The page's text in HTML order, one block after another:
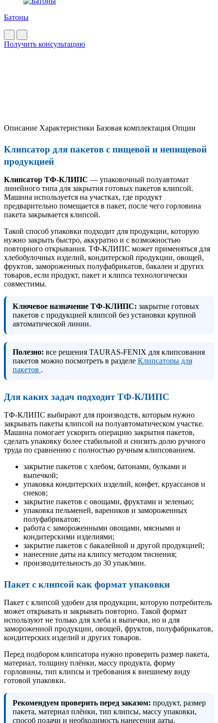
Батоны
Получить консультацию
Описание Характеристики Базовая комплектация Опции
Клипсатор для пакетов с пищевой и непищевой
продукцией
Клипсатор ТФ-КЛИПС — упаковочный полуавтомат
линейного типа для закрытия готовых пакетов клипсой.
Машина используется на участках, где продукт
предварительно помещается в пакет, после чего горловина
пакета закрывается клипсой.
Такой способ упаковки подходит для продукции, которую
нужно закрыть быстро, аккуратно и с возможностью
повторного открывания. ТФ-КЛИПС может применяться для
хлебобулочных изделий, кондитерской продукции, овощей,
фруктов, замороженных полуфабрикатов, бакалеи и других
товаров, если продукт, пакет и клипса технологически
совместимы.
Ключевое назначение ТФ-КЛИПС: закрытие готовых
пакетов с продукцией клипсой без установки крупной
автоматической линии.
Полезно: все решения TAURAS-FENIX для клипсования
пакетов можно посмотреть в разделе Клипсаторы для
пакетов .
Для каких задач подходит ТФ-КЛИПС
ТФ-КЛИПС выбирают для производств, которым нужно
закрывать пакеты клипсой на полуавтоматическом участке.
Машина помогает ускорить операцию закрытия пакетов,
сделать упаковку более стабильной и снизить долю ручного
труда по сравнению с полностью ручным клипсованием.
закрытие пакетов с хлебом, батонами, булками и
выпечкой;
упаковка кондитерских изделий, конфет, круассанов и
снеков;
закрытие пакетов с овощами, фруктами и зеленью;
упаковка пельменей, вареников и замороженных
полуфабрикатов;
работа с замороженными овощами, мясными и
кондитерскими изделиями;
закрытие пакетов с бакалейной и другой продукцией;
нанесение даты на клипсу методом тиснения;
производительность до 30 упак/мин.
Пакет с клипсой как формат упаковки
Пакет с клипсой удобен для продукции, которую потребитель
может открывать и закрывать повторно. Такой формат
используют не только для хлеба и выпечки, но и для
замороженной продукции, овощей, фруктов, полуфабрикатов,
кондитерских изделий и других товаров.
Перед подбором клипсатора нужно проверить размер пакета,
материал, толщину плёнки, массу продукта, форму
горловины, тип клипсы и требования к внешнему виду
готовой упаковки.
Рекомендуем проверить перед заказом: продукт, размер
пакета, материал плёнки, тип клипсы, массу упаковки,
способ подачи и необходимость нанесения даты.